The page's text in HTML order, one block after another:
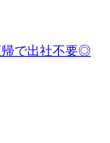
帰で出社不要◎